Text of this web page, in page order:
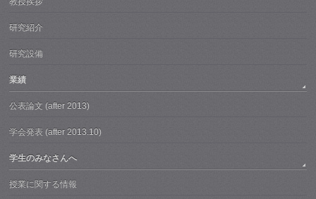
研究紹介
研究設備
業績
公表論文 (after 2013)
学会発表 (after 2013.10)
学生のみなさんへ
授業に関する情報